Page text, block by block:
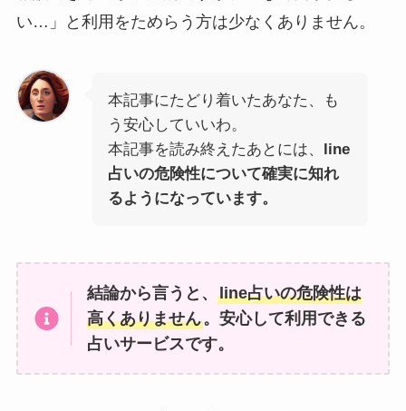
い…」と利用をためらう方は少なくありません。
本記事にたどり着いたあなた、も
う安心していいわ。
本記事を読み終えたあとには、 line
占いの危険性について確実に知れ
るようになっています。
結論から言うと、line占いの危険性は
高くありません。安心して利用できる
占いサービスです。